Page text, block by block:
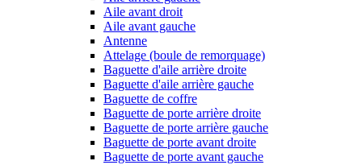
Aile avant droit
Aile avant gauche
Antenne
Attelage (boule de remorquage)
Baguette d'aile arrière droite
Baguette d'aile arrière gauche
Baguette de coffre
Baguette de porte arrière droite
Baguette de porte arrière gauche
Baguette de porte avant droite
Baguette de porte avant gauche